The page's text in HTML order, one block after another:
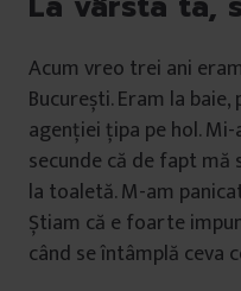
Acum vreo trei ani
București. Eram la
agenției țipa pe hol.
secunde că de fapt mă
la toaletă. M-am
Știam că e foarte
când se întâmplă ceva